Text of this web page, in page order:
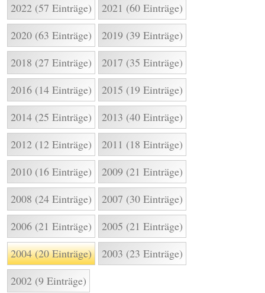
2022 (57 Einträge)
2021 (60 Einträge)
2020 (63 Einträge)
2019 (39 Einträge)
2018 (27 Einträge)
2017 (35 Einträge)
2016 (14 Einträge)
2015 (19 Einträge)
2014 (25 Einträge)
2013 (40 Einträge)
2012 (12 Einträge)
2011 (18 Einträge)
2010 (16 Einträge)
2009 (21 Einträge)
2008 (24 Einträge)
2007 (30 Einträge)
2006 (21 Einträge)
2005 (21 Einträge)
2004 (20 Einträge)
2003 (23 Einträge)
2002 (9 Einträge)